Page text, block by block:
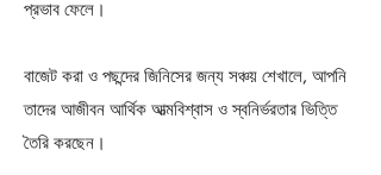
প্রভাব ফেলে।
বাজেট করা ও পছন্দের জিনিসের জন্য সঞ্চয় শেখালে, আপনি
তাদের আজীবন আর্থিক আত্মবিশ্বাস ও স্বনির্ভরতার ভিত্তি
তৈরি করছেন।